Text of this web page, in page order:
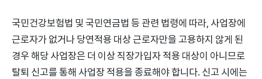
국민건강보험법 및 국민연금법 등 관련 법령에 따라, 사업장에
근로자가 없거나 당연적용 대상 근로자만을 고용하지 않게 된
경우 해당 사업장은 더 이상 직장가입자 적용 대상이 아니므로
탈퇴 신고를 통해 사업장 적용을 종료해야 합니다. 신고 시에는